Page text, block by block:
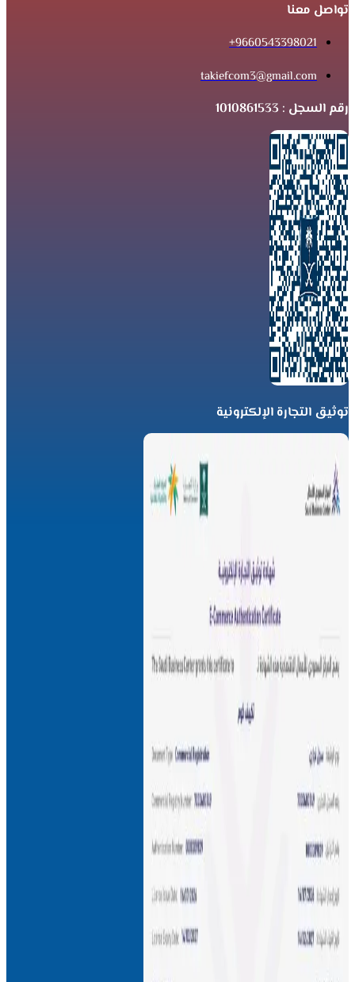
تواصل معنا
9660543398021+
takiefcom3@gmail.com
رقم السجل : 1010861533
توثيق التجارة الإلكترونية